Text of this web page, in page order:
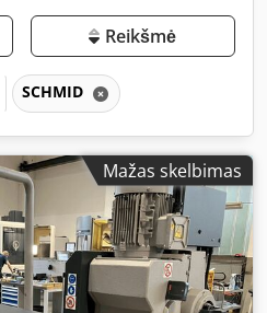
Reikšmė
SCHMID
Mažas skelbimas